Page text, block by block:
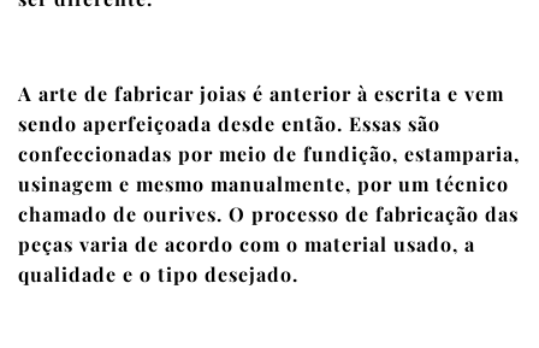
A arte de fabricar joias é anterior à escrita e vem
sendo aperfeiçoada desde então. Essas são
confeccionadas por meio de fundição, estamparia,
usinagem e mesmo manualmente, por um técnico
chamado de ourives. O processo de fabricação das
peças varia de acordo com o material usado, a
qualidade e o tipo desejado.